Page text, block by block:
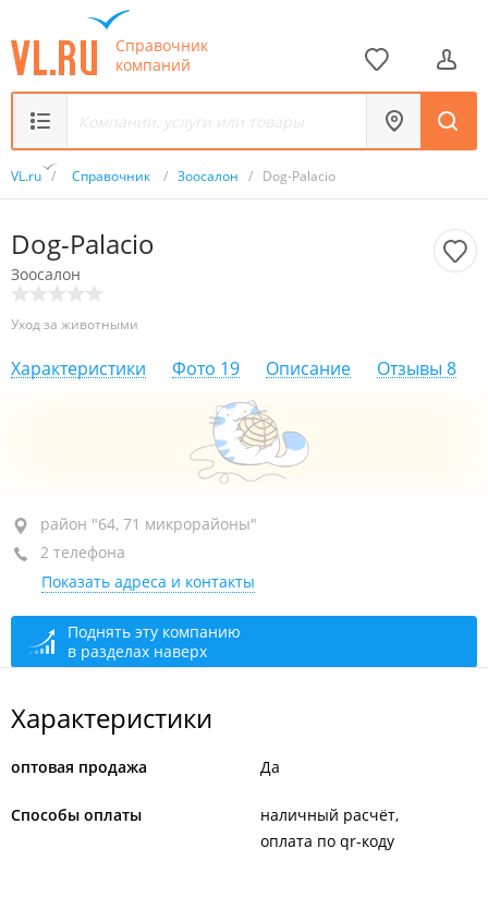
Справочник
компаний
VL.ru / Справочник / Зоосалон / Dog-Palacio
Dog-Palacio
Зоосалон
Уход за животными
Характеристики Фото 19 Описание Отзывы 8
район "64, 71 микрорайоны", ул. Черняховского, 3Б
1-й этаж
+7 902 524-45-99
+7 (423) 277-09-07
По предварительной записи закрыто, откроется
район "64, 71 микрорайоны"
2 телефона
Показать адреса и контакты
Поднять эту компанию
в разделах наверх
Характеристики
оптовая продажа Да
Способы оплаты
наличный расчёт
оплата по qr-коду